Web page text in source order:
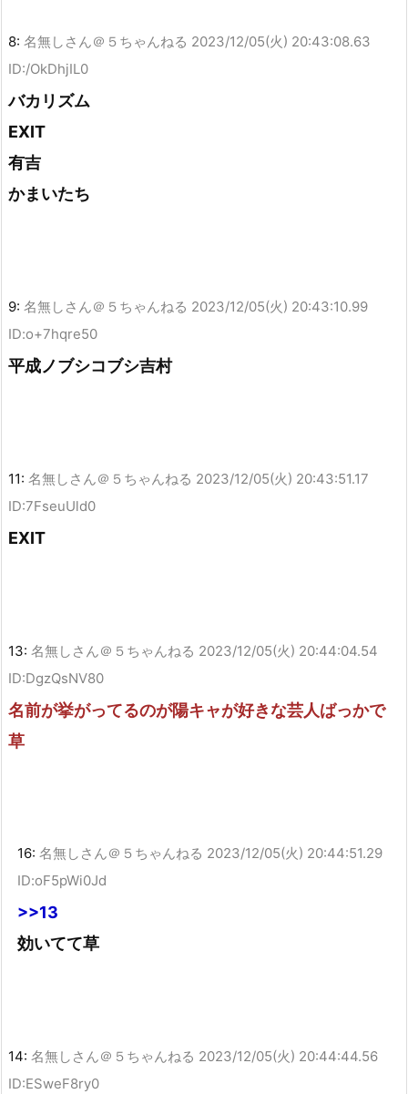
8: 名無しさん＠５ちゃんねる 2023/12/05(火) 20:43:08.63
ID:/OkDhjIL0
バカリズム
EXIT
有吉
かまいたち
9: 名無しさん＠５ちゃんねる 2023/12/05(火) 20:43:10.99
ID:o+7hqre50
平成ノブシコブシ吉村
11: 名無しさん＠５ちゃんねる 2023/12/05(火) 20:43:51.17
ID:7FseuUld0
EXIT
13: 名無しさん＠５ちゃんねる 2023/12/05(火) 20:44:04.54
ID:DgzQsNV80
名前が挙がってるのが陽キャが好きな芸人ばっかで
草
16: 名無しさん＠５ちゃんねる 2023/12/05(火) 20:44:51.29
ID:oF5pWi0Jd
>>13
効いてて草
14: 名無しさん＠５ちゃんねる 2023/12/05(火) 20:44:44.56
ID:ESweF8ry0